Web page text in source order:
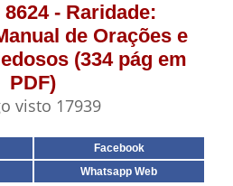
- Raridade:
de Orações e
(334 pág em
PDF)
visto 17939
Facebook
Whatsapp Web